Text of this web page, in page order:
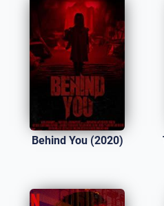
Behind You (2020)